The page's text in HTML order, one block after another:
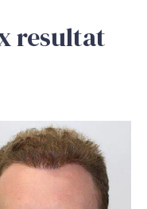
resultat